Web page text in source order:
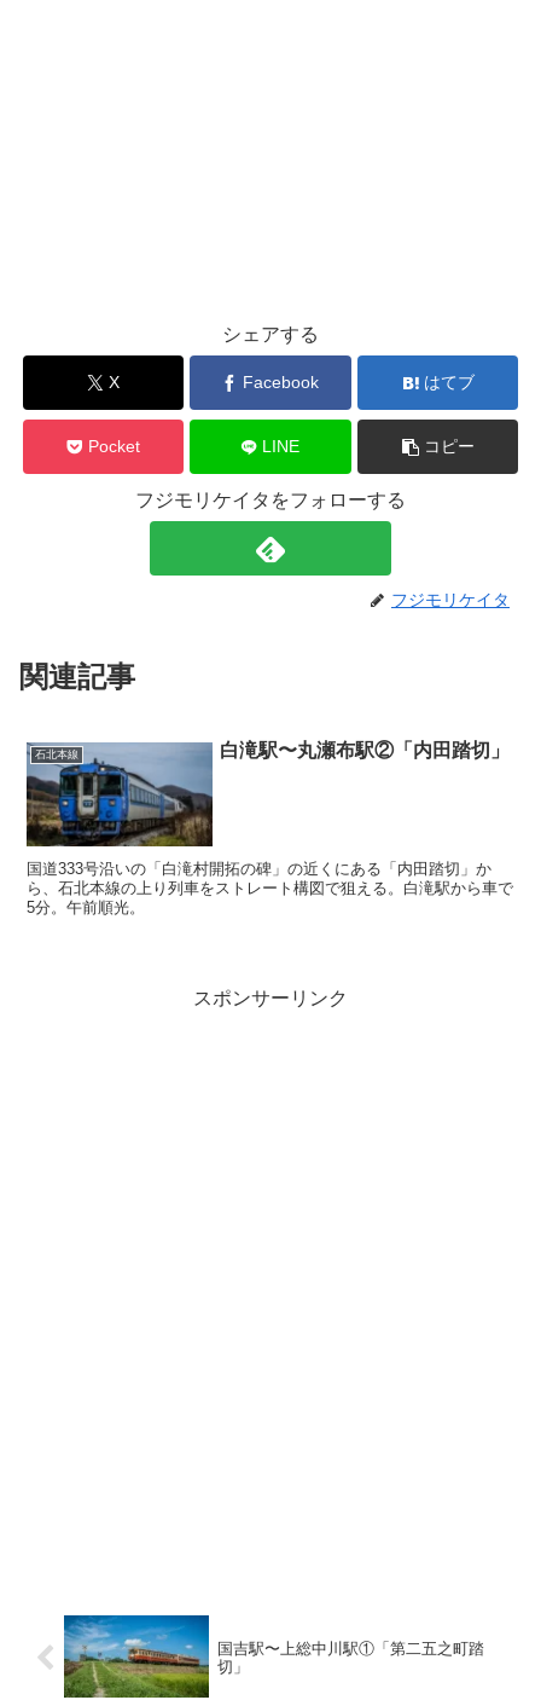
シェアする
X Facebook はてブ
Pocket LINE コピー
フジモリケイタをフォローする
フジモリケイタ
関連記事
石北本線 白滝駅〜丸瀬布駅②「内田踏切」
国道333号沿いの「白滝村開拓の碑」の近くにある「内田踏切」か
ら、石北本線の上り列車をストレート構図で狙える。白滝駅から車で
5分。午前順光。
スポンサーリンク
国吉駅〜上総中川駅①「第二五之町踏
切」